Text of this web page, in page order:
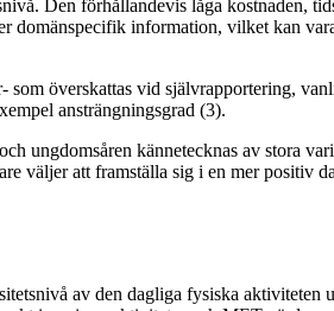
Den förhållandevis låga kostnaden,
domänspecifik information, vilket kan
överskattas vid självrapportering,
ansträngningsgrad (3).
ungdomsåren kännetecknas av stora
väljer att framställa sig i en mer positiv
av den dagliga fysiska aktiviteten